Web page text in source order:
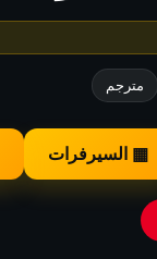
مترجم
▦ السيرفرات